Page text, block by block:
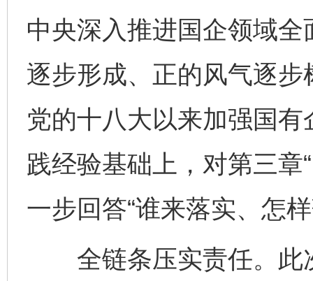
中央深入推进国企领域
逐步形成、正的风气逐
党的十八大以来加强国
践经验基础上，对第三章
一步回答“谁来落实、怎
全链条压实责任。此